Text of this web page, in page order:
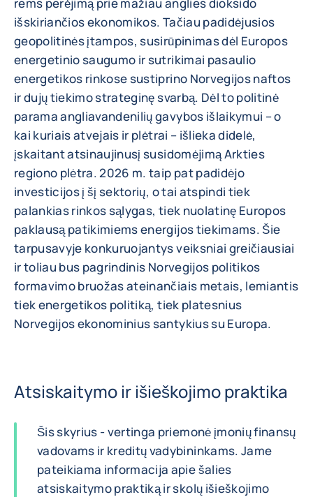
išskiriančios ekonomikos. Tačiau padidėjusios
geopolitinės įtampos, susirūpinimas dėl Europos
energetinio saugumo ir sutrikimai pasaulio
energetikos rinkose sustiprino Norvegijos naftos
ir dujų tiekimo strateginę svarbą. Dėl to politinė
parama angliavandenilių gavybos išlaikymui – o
kai kuriais atvejais ir plėtrai – išlieka didelė,
įskaitant atsinaujinusį susidomėjimą Arkties
regiono plėtra. 2026 m. taip pat padidėjo
investicijos į šį sektorių, o tai atspindi tiek
palankias rinkos sąlygas, tiek nuolatinę Europos
paklausą patikimiems energijos tiekimams. Šie
tarpusavyje konkuruojantys veiksniai greičiausiai
ir toliau bus pagrindinis Norvegijos politikos
formavimo bruožas ateinančiais metais, lemiantis
tiek energetikos politiką, tiek platesnius
Norvegijos ekonominius santykius su Europa.
Atsiskaitymo ir išieškojimo praktika
Šis skyrius - vertinga priemonė įmonių finansų
vadovams ir kreditų vadybininkams. Jame
pateikiama informacija apie šalies
atsiskaitymo praktiką ir skolų išieškojimo